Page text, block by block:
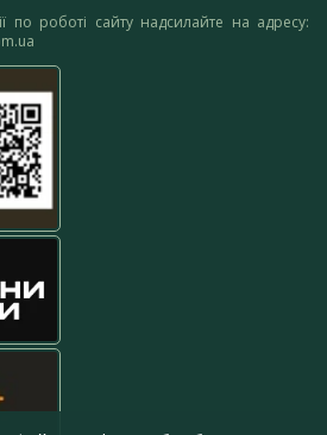
по роботі сайту надсилайте на адресу: